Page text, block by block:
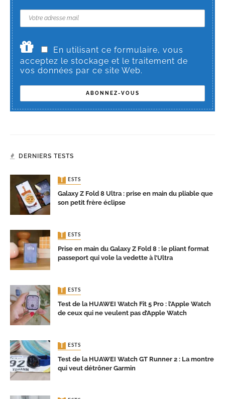
En utilisant ce formulaire, vous
acceptez le stockage et le traitement de
vos données par ce site Web.
DERNIERS TESTS
TESTS
Galaxy Z Fold 8 Ultra : prise en main du pliable que
son petit frère éclipse
TESTS
Prise en main du Galaxy Z Fold 8 : le pliant format
passeport qui vole la vedette à l’Ultra
TESTS
Test de la HUAWEI Watch Fit 5 Pro : l’Apple Watch
de ceux qui ne veulent pas d’Apple Watch
TESTS
Test de la HUAWEI Watch GT Runner 2 : La montre
qui veut détrôner Garmin